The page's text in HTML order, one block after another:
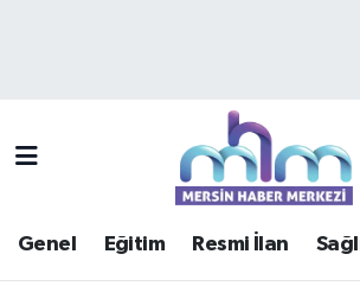
Genel Eğitim Resmi İlan
Mersin Trafik Yoğunluk Haritası
Süper Lig Puan Durumu ve